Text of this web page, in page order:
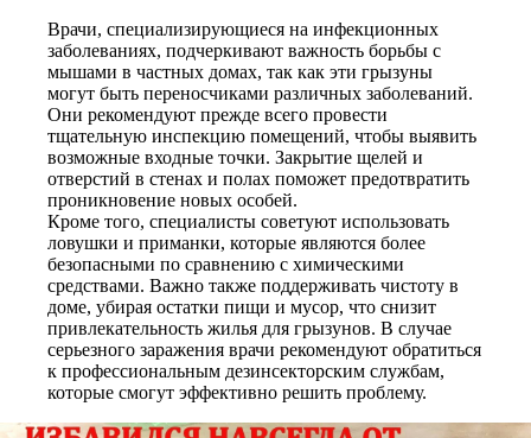
Врачи, специализирующиеся на инфекционных
заболеваниях, подчеркивают важность борьбы с
мышами в частных домах, так как эти грызуны
могут быть переносчиками различных заболеваний.
Они рекомендуют прежде всего провести
тщательную инспекцию помещений, чтобы выявить
возможные входные точки. Закрытие щелей и
отверстий в стенах и полах поможет предотвратить
проникновение новых особей.
Кроме того, специалисты советуют использовать
ловушки и приманки, которые являются более
безопасными по сравнению с химическими
средствами. Важно также поддерживать чистоту в
доме, убирая остатки пищи и мусор, что снизит
привлекательность жилья для грызунов. В случае
серьезного заражения врачи рекомендуют обратиться
к профессиональным дезинсекторским службам,
которые смогут эффективно решить проблему.